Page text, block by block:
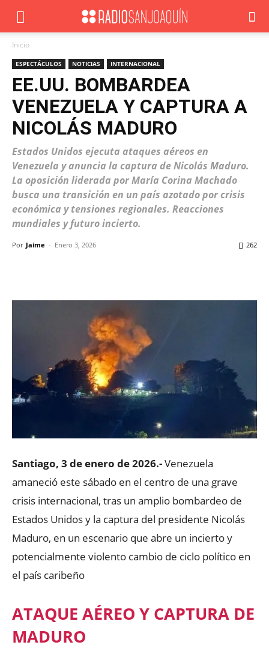
Inicio
ESPECTÁCULOS NOTICIAS INTERNACIONAL
EE.UU. BOMBARDEA
VENEZUELA Y CAPTURA A
NICOLÁS MADURO
Estados Unidos ejecuta ataques aéreos en
Venezuela y anuncia la captura de Nicolás Maduro.
La oposición liderada por María Corina Machado
busca una transición en un país azotado por crisis
económica y tensiones regionales. Reacciones
mundiales y futuro incierto.
Por Jaime - Enero 3, 2026 262
Santiago, 3 de enero de 2026.-Venezuela
amaneció este sábado en el centro de una grave
crisis internacional, tras un amplio bombardeo de
Estados Unidos y la captura del presidente Nicolás
Maduro, en un escenario que abre un incierto y
potencialmente violento cambio de ciclo político en
el país caribeño
ATAQUE AÉREO Y CAPTURA DE
MADURO